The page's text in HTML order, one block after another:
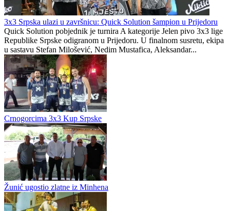
3x3 Srpska ulazi u završnicu: Quick Solution šampion u Prijedoru
Quick Solution pobjednik je turnira A kategorije Jelen pivo 3x3 lige
Republike Srpske odigranom u Prijedoru. U finalnom susretu, ekipa
u sastavu Stefan Milošević, Nedim Mustafica, Aleksandar...
Crnogorcima 3x3 Kup Srpske
Žunić ugostio zlatne iz Minhena